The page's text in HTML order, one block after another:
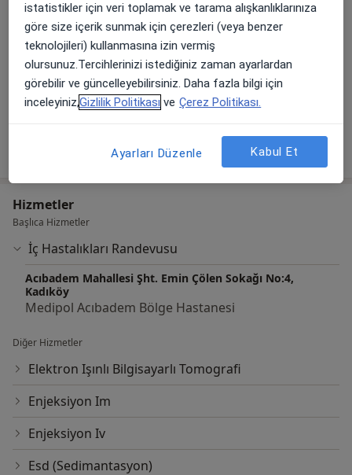
Galeriyi görüntüle (1)
Tümünü gösterdeneyim hakkında
Hizmetler
Başlıca Hizmetler
İç Hastalıkları Randevusu
Acıbadem Mahallesi Şht. Emin Çölen Sokağı No:4,
Kadıköy
Medipol Acıbadem Bölge Hastanesi
Diğer Hizmetler
Elektron Işınlı Bilgisayarlı Tomografi
Enjeksiyon Im
Enjeksiyon Iv
Esd (Sedimantasyon)
istatistikler için veri toplamak ve tarama alışkanlıklarınıza
göre size içerik sunmak için çerezleri (veya benzer
teknolojileri) kullanmasına izin vermiş
olursunuz.Tercihlerinizi istediğiniz zaman ayarlardan
görebilir ve güncelleyebilirsiniz. Daha fazla bilgi için
inceleyiniz,Gizlilik Politikası ve Çerez Politikası.
Ayarları Düzenle Kabul Et